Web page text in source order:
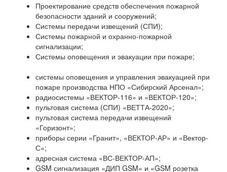
Проектирование средств обеспечения пожарной
безопасности зданий и сооружений;
Системы передачи извещений (СПИ);
Системы пожарной и охранно-пожарной
сигнализации;
Системы оповещения и эвакуации при пожаре;
системы оповещения и управления эвакуацией при
пожаре производства НПО «Сибирский Арсенал»;
радиосистемы «ВЕКТОР-116» и «ВЕКТОР-120»;
пультовая система (СПИ) «ВЕТТА-2020»;
пультовая система передачи извещений
«Горизонт»;
приборы серии «Гранит», «ВЕКТОР-АР» и «Вектор-
С»;
адресная система «ВС-ВЕКТОР-АП»;
GSM сигнализация «ДИП GSM» и «GSM розетка